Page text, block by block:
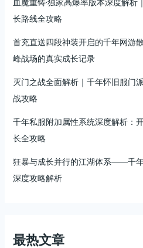
血魔重铸·独家高爆率版本深度解
长路线全攻略
首充直送四段神装开启的千年网游
峰战场的真实成长记录
灭门之战全面解析｜千年怀旧服门
战攻略
千年私服附加属性系统深度解析：
长全攻略
狂暴与成长并行的江湖体系——千
深度攻略解析
最热文章